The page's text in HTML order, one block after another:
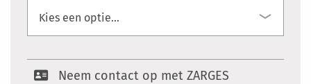
Neem contact op met ZARGES